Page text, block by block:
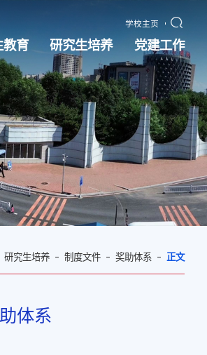
学校主页
教育 研究生培养 党建工作
研究生培养 制度文件 奖助体系 正文
体系